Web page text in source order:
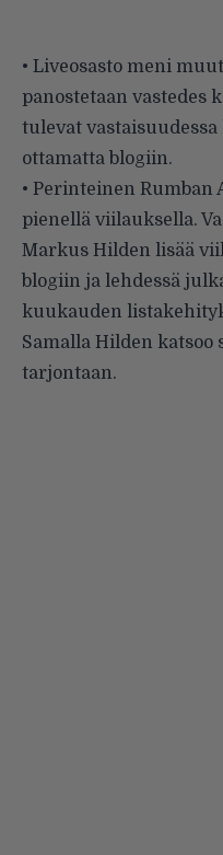
• Liveosasto meni
panostetaan vastedes
tulevat
ottamatta blogiin.
• Perinteinen
pienellä viilauksella.
Markus Hilden lisää
blogiin ja lehdessä
kuukauden
Samalla Hilden
tarjontaan.